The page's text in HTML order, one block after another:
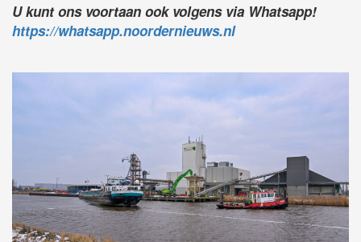
U kunt ons voortaan ook volgens via Whatsapp!
https://whatsapp.noordernieuws.nl